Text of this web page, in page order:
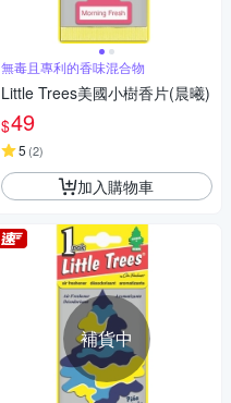
無毒且專利的香味混合物
Little Trees美國小樹香片(晨曦)
$49
5 (2)
加入購物車
補貨中